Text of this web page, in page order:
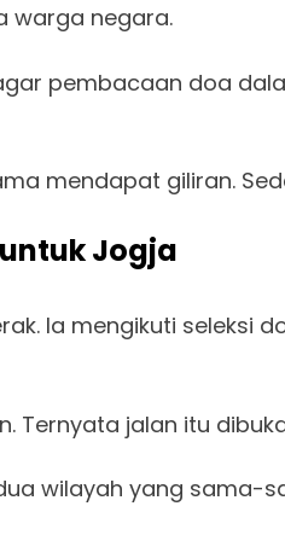
warga negara.
pembacaan doa
mendapat giliran.
Jogja
Ia mengikuti seleksi
Ternyata jalan itu
wilayah yang